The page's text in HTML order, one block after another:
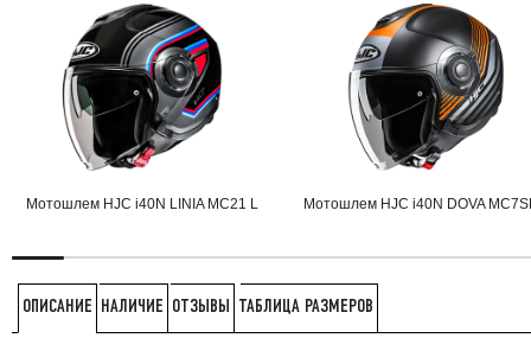
Мотошлем HJC i40N LINIA MC21 L Мотошлем HJC i40N DOVA
ОПИСАНИЕ НАЛИЧИЕ ОТЗЫВЫ ТАБЛИЦА РАЗМЕРОВ